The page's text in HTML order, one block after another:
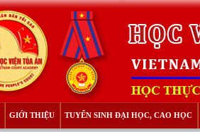
GIỚI THIỆU TUYỂN SINH ĐẠI HỌC, CAO HỌC